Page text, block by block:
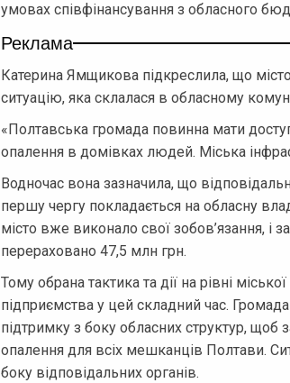
умовах співфінансування з обласного
Реклама
Катерина Ямщикова підкреслила, що
ситуацію, яка склалася в обласному
«Полтавська громада повинна мати
опалення в домівках людей. Міська
Водночас вона зазначила, що
першу чергу покладається на обласну
місто вже виконало свої зобов’язання, і
перераховано 47,5 млн грн.
Тому обрана тактика та дії на рівні
підприємства у цей складний час.
підтримку з боку обласних структур, щоб
опалення для всіх мешканців Полтави.
боку відповідальних органів.